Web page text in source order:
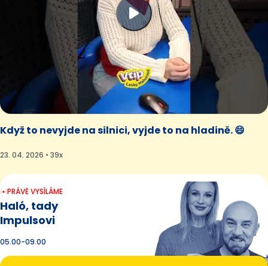
Když to nevyjde na silnici, vyjde to na hladině. 😄
23. 04. 2026 • 39x
PRÁVĚ VYSÍLÁME
Haló, tady
Impulsovi
05.00-09.00